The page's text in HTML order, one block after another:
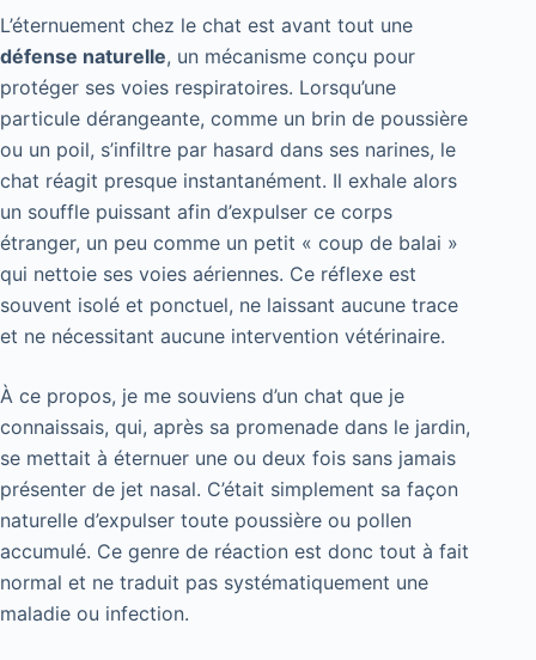
L’éternuement chez le chat est avant tout une
défense naturelle, un mécanisme conçu pour
protéger ses voies respiratoires. Lorsqu’une
particule dérangeante, comme un brin de poussière
ou un poil, s’infiltre par hasard dans ses narines, le
chat réagit presque instantanément. Il exhale alors
un souffle puissant afin d’expulser ce corps
étranger, un peu comme un petit « coup de balai »
qui nettoie ses voies aériennes. Ce réflexe est
souvent isolé et ponctuel, ne laissant aucune trace
et ne nécessitant aucune intervention vétérinaire.
À ce propos, je me souviens d’un chat que je
connaissais, qui, après sa promenade dans le jardin,
se mettait à éternuer une ou deux fois sans jamais
présenter de jet nasal. C’était simplement sa façon
naturelle d’expulser toute poussière ou pollen
accumulé. Ce genre de réaction est donc tout à fait
normal et ne traduit pas systématiquement une
maladie ou infection.